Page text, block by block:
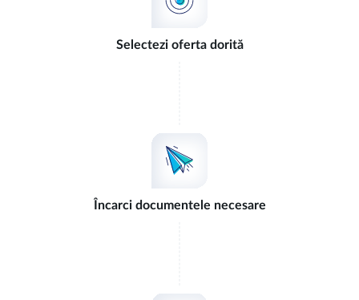
la care se adaugă taxele și tarifele reglementate.
(Contribuția CfD va fi determinată și facturată conform legislației în
Costurile privind certificatele verzi, contribuția CfD, contribuția
Selectezi oferta dorită
Încarci documentele necesare